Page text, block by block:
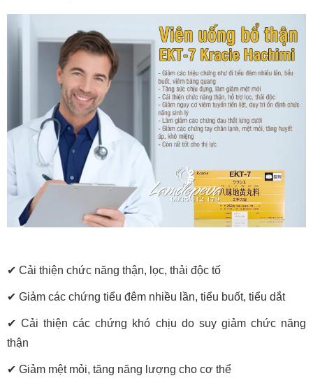
✔ Cải thiện chức năng thận, lọc, thải độc tố
✔ Giảm các chứng tiểu đêm nhiều lần, tiểu buốt, tiểu dắt
✔ Cải thiện các chứng khó chịu do suy giảm chức năng
thận
✔ Giảm mệt mỏi, tăng năng lượng cho cơ thể